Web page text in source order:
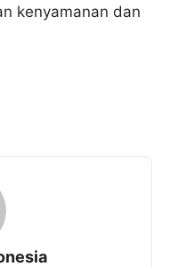
kenyamanan dan